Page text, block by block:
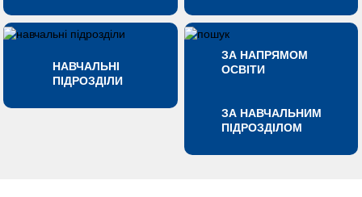
НАВЧАЛЬНІ
ПІДРОЗДІЛИ
ЗА НАПРЯМОМ
ОСВІТИ
ЗА НАВЧАЛЬНИМ
ПІДРОЗДІЛОМ